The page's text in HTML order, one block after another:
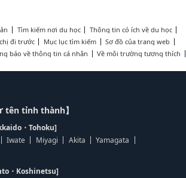
Tìm kiếm nơi du học
Thông tin có ích về du học
đi trước
Mục lục tìm kiếm
Sơ đồ của trang web
báo về thông tin cá nhân Về môi trường tương thích
tên tỉnh thành】
・Tohoku]
Iwate Miyagi Akita
Yamagata
・Koshinetsu]